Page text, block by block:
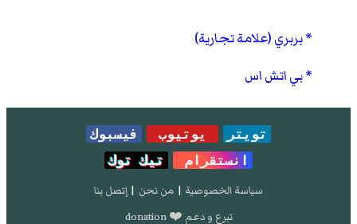
بربري (علامة تجارية)
بي اتش اس
تويتر يوتيوب
فيسبوك
انستقرام
تيك توك
سياسة الخصوصية | من نحن | إتصل بنا
تبرع و دعم ❤️ donation